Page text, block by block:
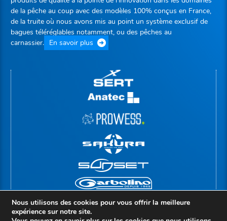
de la pêche au coup avec des modèles 100% conçus en France,
de la truite où nous avons mis au point un système exclusif de
bagues téléréglables notamment, ou des pêches au
carnassier. En savoir plus
Nous utilisons des cookies pour vous offrir la meilleure
expérience sur notre site.